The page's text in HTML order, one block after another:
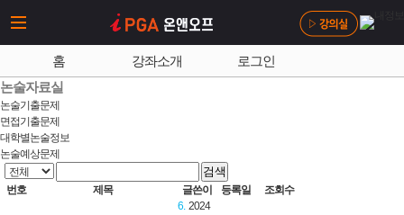
홈 강좌소개
로그인
논술자료실
논술기출문제
면접기출문제
대학별논술정보
논술예상문제
검색
번호 제목 글쓴이 등록일 조회수
6.2024